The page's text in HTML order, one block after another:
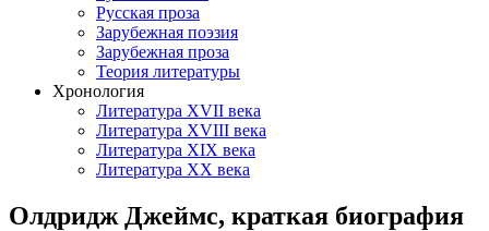
Русская проза
Зарубежная поэзия
Зарубежная проза
Теория литературы
Хронология
Литература XVII века
Литература XVIII века
Литература XIX века
Литература XX века
Олдридж Джеймс, краткая биография